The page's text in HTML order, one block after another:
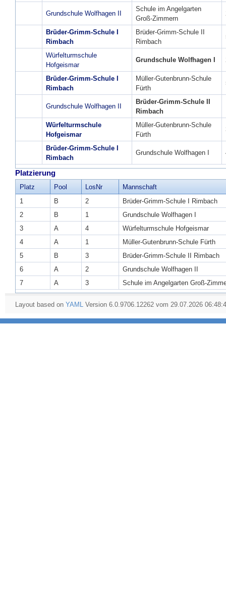
Grundschule Wolfhagen II
Schule im Angelgarten
Groß-Zimmern
Brüder-Grimm-Schule I
Rimbach
Brüder-Grimm-Schule II
Rimbach
Würfelturmschule
Hofgeismar
Grundschule Wolfhagen I
Brüder-Grimm-Schule I
Rimbach
Müller-Gutenbrunn-Schule
Fürth
Grundschule Wolfhagen II
Brüder-Grimm-Schule II
Rimbach
Würfelturmschule
Hofgeismar
Müller-Gutenbrunn-Schule
Fürth
Brüder-Grimm-Schule I
Rimbach
Grundschule Wolfhagen I
Platzierung
Platz Pool LosNr
Mannschaft
1
B 2
Brüder-Grimm-Schule I Rimbach
2
B 1
Grundschule Wolfhagen I
3
A 4
Würfelturmschule Hofgeismar
4
A 1
Müller-Gutenbrunn-Schule Fürth
5
B 3
Brüder-Grimm-Schule II Rimbach
6
A 2
Grundschule Wolfhagen II
7
A 3 Schule im Angelgarten Groß-
Layout based on YAML Version 6.0.9706.12262 vom 29.07.2026